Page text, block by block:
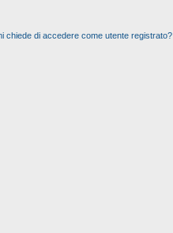
chiede di accedere come utente registrato?